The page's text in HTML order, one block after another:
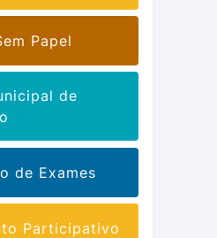
Papel
de
de Exames
Participativo